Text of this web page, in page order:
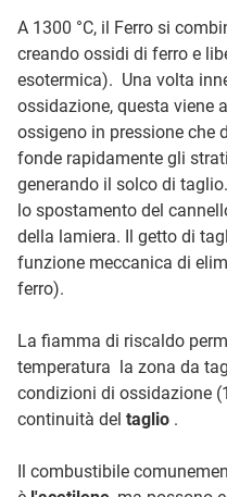
A 1300 °C, il Ferro si
creando ossidi di ferro e
esotermica). Una volta
ossidazione, questa viene
ossigeno in pressione che
fonde rapidamente gli
generando il solco di
lo spostamento del
della lamiera. Il getto di
funzione meccanica di
ferro).
La fiamma di riscaldo
temperatura la zona da
condizioni di ossidazione
continuità del taglio .
Il combustibile